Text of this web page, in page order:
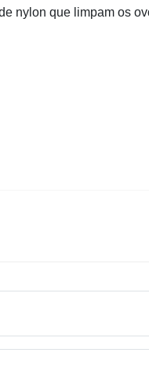
nylon que limpam os